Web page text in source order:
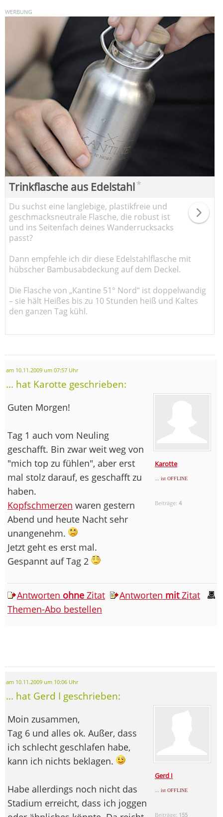
Trinkflasche aus Edelstahl*
Du suchst eine langlebige, plastikfreie und
geschmacksneutrale Flasche, die robust ist
und ins Seitenfach deines Wanderrucksacks
passt?
Dann empfehle ich dir diese Edelstahlflasche mit
hübscher Bambusabdeckung auf dem Deckel.
Die Flasche von „Kantine 51° Nord“ ist doppelwandig
– sie hält Heißes bis zu 10 Stunden heiß und Kaltes
den ganzen Tag kühl.
am 10.11.2009 um 07:57 Uhr
... hat Karotte geschrieben:
Karotte
... ist OFFLINE
Beiträge:4
Guten Morgen!
Tag 1 auch vom Neuling
geschafft. Bin zwar weit weg von
"mich top zu fühlen", aber erst
mal stolz darauf, es geschafft zu
haben.
Kopfschmerzen waren gestern
Abend und heute Nacht sehr
unangenehm.
Jetzt geht es erst mal.
Gespannt auf Tag 2
Antworten ohne Zitat Antworten mitZitat
Themen-Abo bestellen
am 10.11.2009 um 10:06 Uhr
... hat Gerd I geschrieben:
Gerd I
... ist OFFLINE
Beiträge: 155
Moin zusammen,
Tag 6 und alles ok. Außer, dass
ich schlecht geschlafen habe,
kann ich nichts beklagen.
Habe allerdings noch nicht das
Stadium erreicht, dass ich joggen